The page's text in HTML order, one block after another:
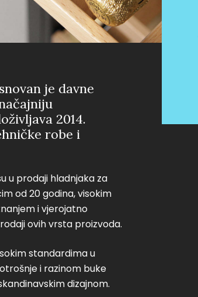
je davne
2014.
robe i
u prodaji hladnjaka za
od 20 godina, visokim
i vjerojatno
ovih vrsta proizvoda.
standardima u
i razinom buke
dizajnom.